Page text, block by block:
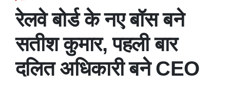
IN
रेलवे बोर्ड के नए बॉस बने
सतीश कुमार, पहली बार
दलित अधिकारी बने CEO